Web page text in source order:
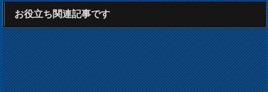
お役立ち関連記事です